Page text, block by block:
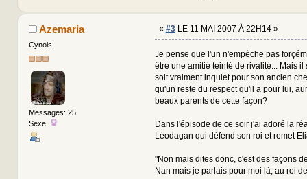
Azemaria
Cynois
Messages: 25
Sexe:
« #3LE 11 MAI 2007 À 22H14 »
Je pense que l'un n'empèche pas
être une amitié teinté de rivalité... Mais il
soit vraiment inquiet pour son ancien
qu'un reste du respect qu'il a pour lui,
beaux parents de cette façon?
Dans l'épisode de ce soir j'ai adoré la
Léodagan qui défend son roi et remet
"Non mais dites donc, c'est des façons
Nan mais je parlais pour moi là, au roi